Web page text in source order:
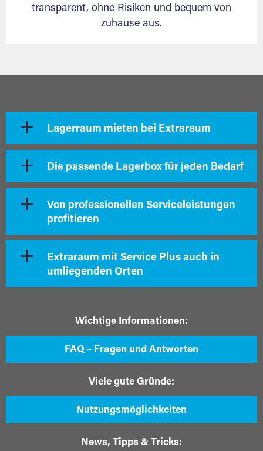
transparent, ohne Risiken und bequem von
zuhause aus.
Lagerraum mieten bei Extraraum
Die passende Lagerbox für jeden Bedarf
Von professionellen Serviceleistungen
profitieren
Extraraum mit Service Plus auch in
umliegenden Orten
Wichtige Informationen:
FAQ – Fragen und Antworten
Viele gute Gründe:
Nutzungsmöglichkeiten
News, Tipps & Tricks: